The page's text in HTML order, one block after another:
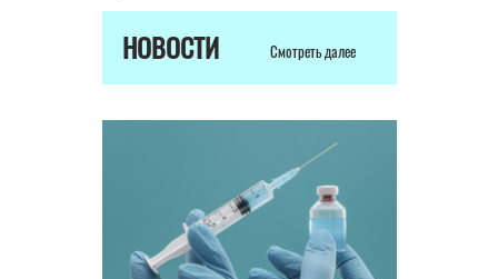
НОВОСТИ Смотреть далее